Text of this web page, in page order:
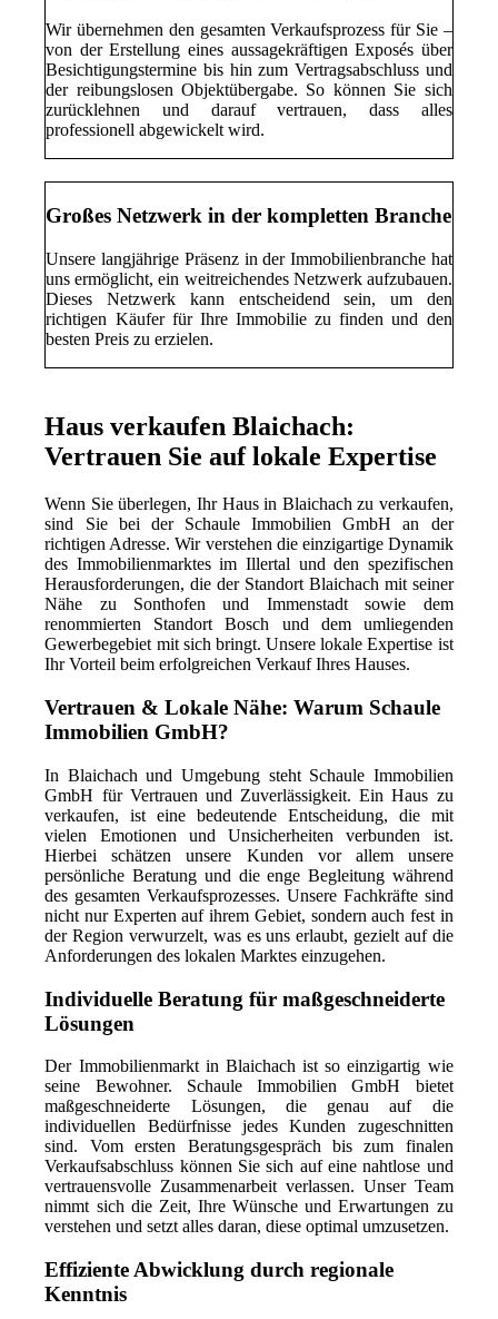
Wir übernehmen den gesamten Verkaufsprozess für Sie –
von der Erstellung eines aussagekräftigen Exposés über
Besichtigungstermine bis hin zum Vertragsabschluss und
der reibungslosen Objektübergabe. So können Sie sich
zurücklehnen und darauf vertrauen, dass alles
professionell abgewickelt wird.
Großes Netzwerk in der kompletten Branche
Unsere langjährige Präsenz in der Immobilienbranche hat
uns ermöglicht, ein weitreichendes Netzwerk aufzubauen.
Dieses Netzwerk kann entscheidend sein, um den
richtigen Käufer für Ihre Immobilie zu finden und den
besten Preis zu erzielen.
Haus verkaufen Blaichach:
Vertrauen Sie auf lokale Expertise
Wenn Sie überlegen, Ihr Haus in Blaichach zu verkaufen,
sind Sie bei der Schaule Immobilien GmbH an der
richtigen Adresse. Wir verstehen die einzigartige Dynamik
des Immobilienmarktes im Illertal und den spezifischen
Herausforderungen, die der Standort Blaichach mit seiner
Nähe zu Sonthofen und Immenstadt sowie dem
renommierten Standort Bosch und dem umliegenden
Gewerbegebiet mit sich bringt. Unsere lokale Expertise ist
Ihr Vorteil beim erfolgreichen Verkauf Ihres Hauses.
Vertrauen & Lokale Nähe: Warum Schaule
Immobilien GmbH?
In Blaichach und Umgebung steht Schaule Immobilien
GmbH für Vertrauen und Zuverlässigkeit. Ein Haus zu
verkaufen, ist eine bedeutende Entscheidung, die mit
vielen Emotionen und Unsicherheiten verbunden ist.
Hierbei schätzen unsere Kunden vor allem unsere
persönliche Beratung und die enge Begleitung während
des gesamten Verkaufsprozesses. Unsere Fachkräfte sind
nicht nur Experten auf ihrem Gebiet, sondern auch fest in
der Region verwurzelt, was es uns erlaubt, gezielt auf die
Anforderungen des lokalen Marktes einzugehen.
Individuelle Beratung für maßgeschneiderte
Lösungen
Der Immobilienmarkt in Blaichach ist so einzigartig wie
seine Bewohner. Schaule Immobilien GmbH bietet
maßgeschneiderte Lösungen, die genau auf die
individuellen Bedürfnisse jedes Kunden zugeschnitten
sind. Vom ersten Beratungsgespräch bis zum finalen
Verkaufsabschluss können Sie sich auf eine nahtlose und
vertrauensvolle Zusammenarbeit verlassen. Unser Team
nimmt sich die Zeit, Ihre Wünsche und Erwartungen zu
verstehen und setzt alles daran, diese optimal umzusetzen.
Effiziente Abwicklung durch regionale
Kenntnis